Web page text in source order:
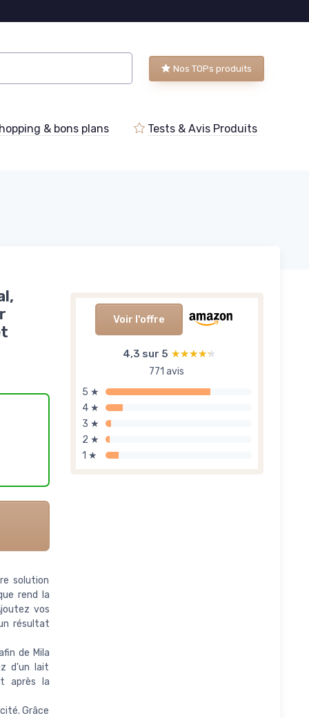
Nos TOPs produits
& bons plans Tests & Avis Produits
Voir l'offre
4,3 sur 5 ★★★★★
★★★★★
771 avis
5 ★
4 ★
3 ★
2 ★
1 ★
solution
rend la
vos
résultat
de Mila
d'un lait
après la
Grâce